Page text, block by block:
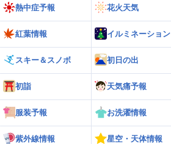
熱中症予報 花火天気
紅葉情報 イルミネーション
スキー＆スノボ 初日の出
初詣 天気痛予報
服装予報 お洗濯情報
紫外線情報 星空・天体情報